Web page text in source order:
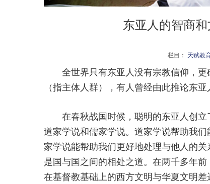
东亚人的智商
栏目： 天赋教
全世界只有东亚人没有宗教信仰，更
（指主体人群），有人曾经由此推论东
在春秋战国时候，聪明的东亚人创立
道家学说和儒家学说。道家学说帮助我
家学说能帮助我们更好地处理与他人的
是国与国之间的相处之道。在两千多年
在基督教基础上的西方文明与华夏文明